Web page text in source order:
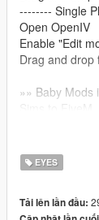
-------- Single
Open OpenIV
Enable "Edit
Drag and drop
»» Baby Mods
»» https://
»» Please join
EYES
Tải lên lần đầu: